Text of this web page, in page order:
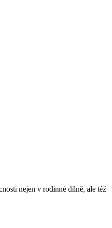
nejen v rodinné dílně, ale též